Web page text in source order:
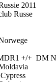
2011
+/+ DM